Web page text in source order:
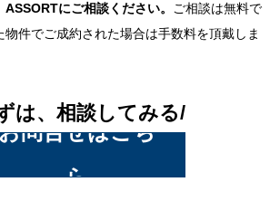
にご相談ください。 ご相談は無料で
件でご成約された場合は手数料を頂戴しま
は、相談してみる/
問合せはこち
ら